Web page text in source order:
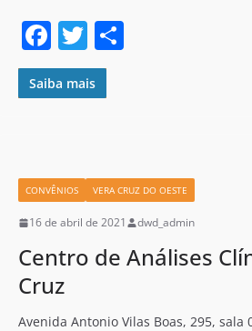
F
a
c
o
o
k
T
w
itt
Saiba mais
CONVÊNIOS VERA CRUZ DO OESTE
16 de abril de 2021 dwd_admin
Centro de Análises
Cruz
Avenida Antonio Vilas Boas, 295, sala